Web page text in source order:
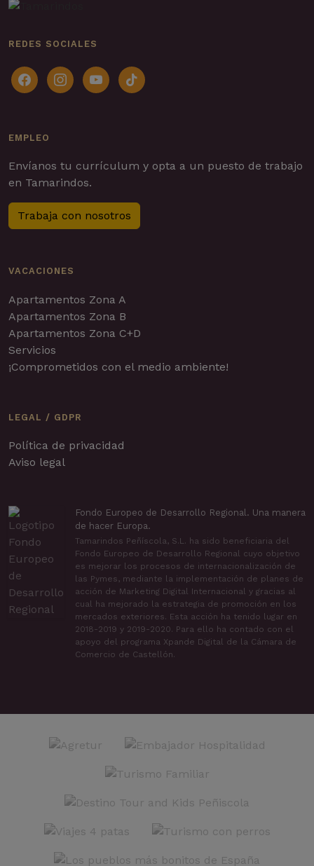
REDES SOCIALES
facebookinstagramyoutubetiktok
EMPLEO
Envíanos tu currículum y opta a un puesto de trabajo
en Tamarindos.
Trabaja con nosotros
VACACIONES
Apartamentos Zona A
Apartamentos Zona B
Apartamentos Zona C+D
Servicios
¡Comprometidos con el medio ambiente!
LEGAL / GDPR
Política de privacidad
Aviso legal
Fondo Europeo de Desarrollo Regional. Una manera
de hacer Europa.
Tamarindos Peñíscola, S.L. ha sido beneficiaria del
Fondo Europeo de Desarrollo Regional cuyo objetivo
es mejorar los procesos de internacionalización de
las Pymes, mediante la implementación de planes de
acción de Marketing Digital Internacional y gracias al
cual ha mejorado la estrategia de promoción en los
mercados exteriores. Esta acción ha tenido lugar en
2018-2019 y 2019-2020. Para ello ha contado con el
apoyo del programa Xpande Digital de la Cámara de
Comercio de Castellón.